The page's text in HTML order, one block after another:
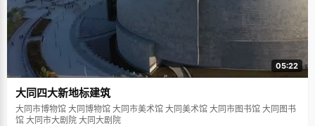
05:22
大同四大新地标建筑
大同市博物馆 大同博物馆 大同市美术馆 大同美术馆 大同市图书馆 大同图书
馆 大同市大剧院 大同大剧院